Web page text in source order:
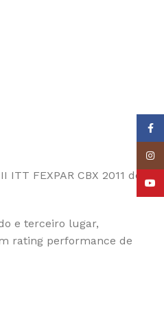
FEXPAR CBX 2011 de
e terceiro lugar,
rating performance de